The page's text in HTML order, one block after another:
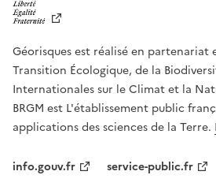
,
L
Géorisques est réalisé en partenariat
Transition Écologique, de la
Internationales sur le Climat et la
BRGM est L'établissement public
applications des sciences de la Terre.
info.gouv.fr
service-public.fr